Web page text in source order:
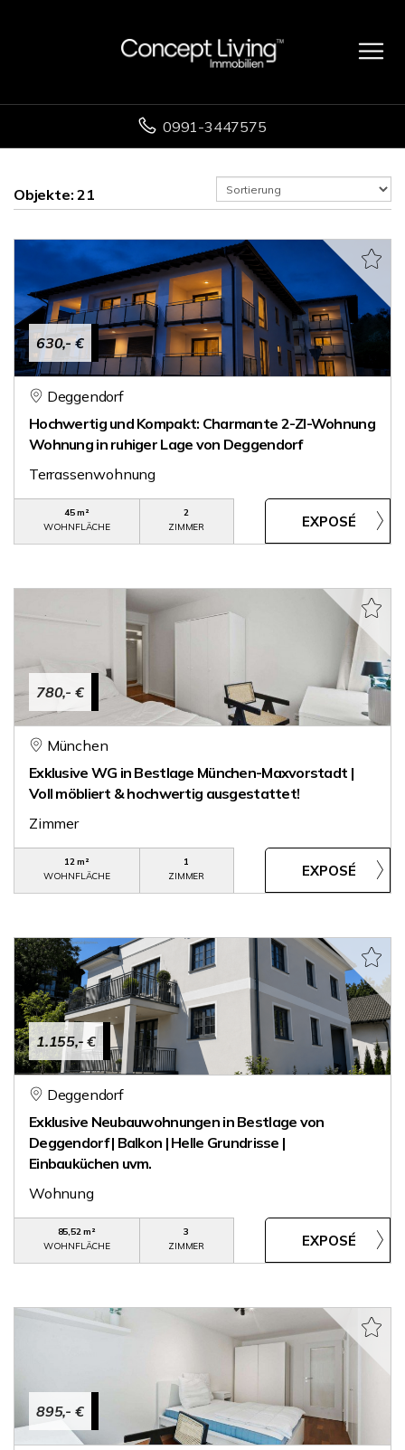
0991-3447575
Objekte:21
630,- €
Deggendorf
Hochwertig und Kompakt: Charmante 2-ZI-Wohnung
Wohnung in ruhiger Lage von Deggendorf
Terrassenwohnung
45 m²
WOHNFLÄCHE
2
ZIMMER
780,- €
München
Exklusive WG in Bestlage München-Maxvorstadt |
Voll möbliert & hochwertig ausgestattet!
Zimmer
12 m²
WOHNFLÄCHE
1
ZIMMER
1.155,- €
Deggendorf
Exklusive Neubauwohnungen in Bestlage von
Deggendorf | Balkon | Helle Grundrisse |
Einbauküchen uvm.
Wohnung
85,52 m²
WOHNFLÄCHE
3
ZIMMER
895,- €